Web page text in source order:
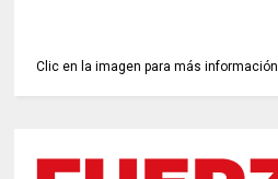
Clic en la imagen para más información